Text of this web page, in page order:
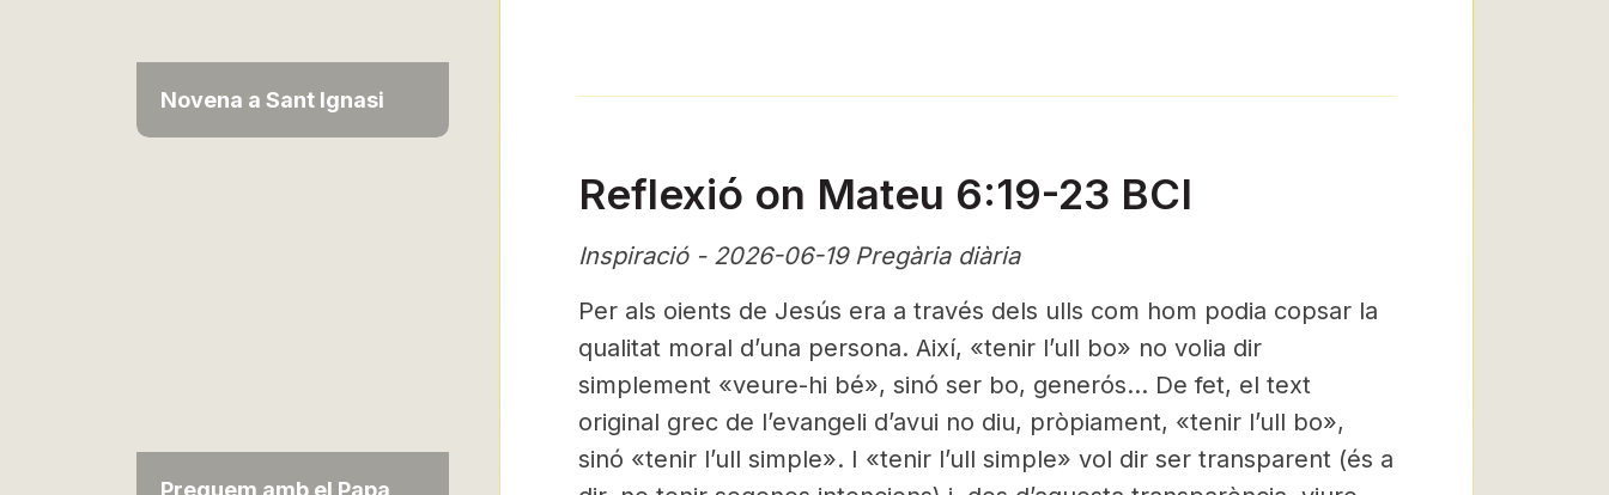
Novena a Sant Ignasi
Preguem amb el Papa
Reflexió on Mateu 6:19-23 BCI
Inspiració - 2026-06-19 Pregària diària
Per als oients de Jesús era a través dels ulls com hom podia copsar la
qualitat moral d’una persona. Així, «tenir l’ull bo» no volia dir
simplement «veure-hi bé», sinó ser bo, generós… De fet, el text
original grec de l’evangeli d’avui no diu, pròpiament, «tenir l’ull bo»,
sinó «tenir l’ull simple». I «tenir l’ull simple» vol dir ser transparent (és a